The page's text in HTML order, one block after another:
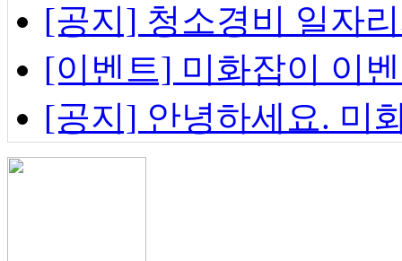
[공지] 청소경비 일자
[이벤트] 미화잡이 이
[공지] 안녕하세요. 미